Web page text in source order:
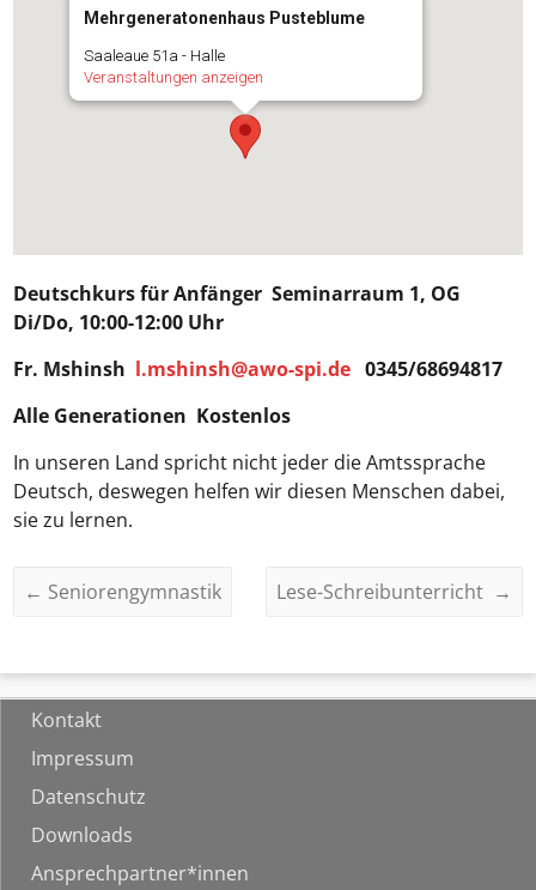
Mehrgeneratonenhaus Pusteblume
Saaleaue 51a - Halle
Veranstaltungen anzeigen
Deutschkurs fürAnfänger Seminarraum 1, OG
Di/Do, 10:00-12:00 Uhr
Fr. Mshinsh l.mshinsh@awo-spi.de 0345/68694817
Alle Generationen Kostenlos
In unseren Land spricht nicht jeder die Amtssprache
Deutsch, deswegen helfen wir diesen Menschen dabei,
sie zu lernen.
← Seniorengymnastik Lese-Schreibunterricht →
Kontakt
Impressum
Datenschutz
Downloads
Ansprechpartner*innen